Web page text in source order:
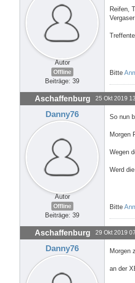
Autor
Offline
Beiträge: 39
Reifen,
Bitte
Aschaffenburg 25 Okt 2019
Danny76
Autor
Offline
Beiträge: 39
So nun
Morgen
Wegen
Werd
Bitte
Aschaffenburg 29 Okt 2019
Danny76 Morgen
an der